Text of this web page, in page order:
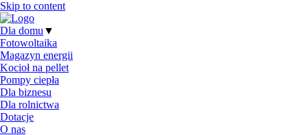
Skip to content
Dla domu ▼
Fotowoltaika
Magazyn energii
Kocioł na pellet
Pompy ciepła
Dla biznesu
Dla rolnictwa
Dotacje
O nas